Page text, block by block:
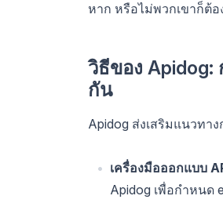
หาก หรือไม่พวกเขาก็ต้
วิธีของ
กัน
Apidog ส่งเสริมแนวท
เครื่องมือออกแบบ
Apidog เพื่อกำหนด